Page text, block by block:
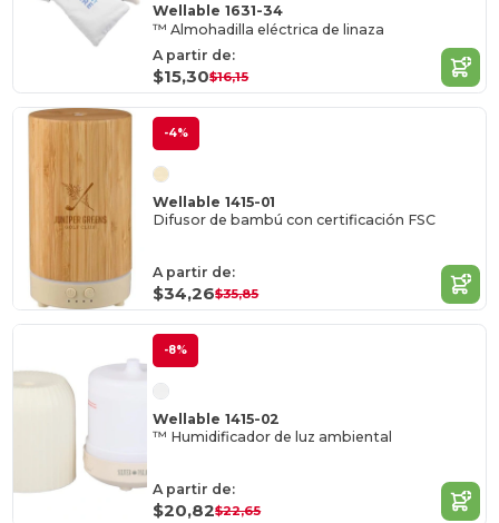
Wellable 1631-34
™ Almohadilla eléctrica de linaza
A partir de:
$15,30$16,15
-4%
Wellable 1415-01
Difusor de bambú con certificación FSC
A partir de:
$34,26$35,85
-8%
Wellable 1415-02
™ Humidificador de luz ambiental
A partir de:
$20,82$22,65